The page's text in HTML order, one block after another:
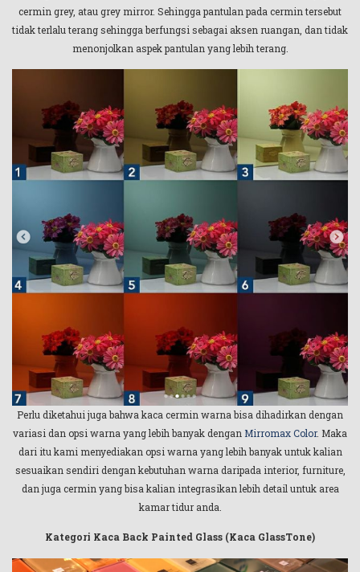
cermin grey, atau grey mirror. Sehingga pantulan pada cermin tersebut
tidak terlalu terang sehingga berfungsi sebagai aksen ruangan, dan tidak
menonjolkan aspek pantulan yang lebih terang.
Perlu diketahui juga bahwa kaca cermin warna bisa dihadirkan dengan
variasi dan opsi warna yang lebih banyak dengan Mirromax Color. Maka
dari itu kami menyediakan opsi warna yang lebih banyak untuk kalian
sesuaikan sendiri dengan kebutuhan warna daripada interior, furniture,
dan juga cermin yang bisa kalian integrasikan lebih detail untuk area
kamar tidur anda.
Kategori Kaca Back Painted Glass (Kaca GlassTone)